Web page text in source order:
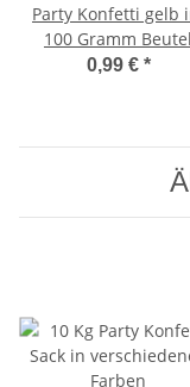
Party Konfetti gelb
100 Gramm Beutel
0,99 € *